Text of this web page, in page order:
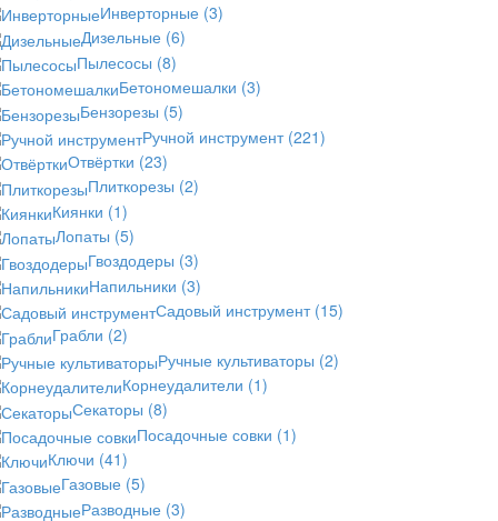
Инверторные (3)
Дизельные (6)
Пылесосы (8)
Бетономешалки (3)
Бензорезы (5)
Ручной инструмент (221)
Отвёртки (23)
Плиткорезы (2)
Киянки (1)
Лопаты (5)
Гвоздодеры (3)
Напильники (3)
Садовый инструмент (15)
Грабли (2)
Ручные культиваторы (2)
Корнеудалители (1)
Секаторы (8)
Посадочные совки (1)
Ключи (41)
Газовые (5)
Разводные (3)